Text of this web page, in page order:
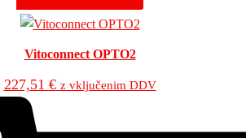
Vitoconnect OPTO2
227,51 € z vključenim DDV